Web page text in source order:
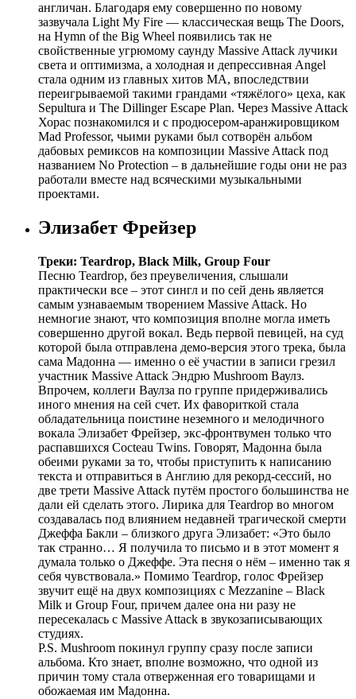
англичан. Благодаря ему совершенно по новому
зазвучала Light My Fire — классическая вещь The Doors,
на Hymn of the Big Wheel появились так не
свойственные угрюмому саунду Massive Attack лучики
света и оптимизма, а холодная и депрессивная Angel
стала одним из главных хитов MA, впоследствии
переигрываемой такими грандами «тяжёлого» цеха, как
Sepultura и The Dillinger Escape Plan. Через Massive Attack
Хорас познакомился и с продюсером-аранжировщиком
Mad Professor, чьими руками был сотворён альбом
дабовых ремиксов на композиции Massive Attack под
названием No Protection – в дальнейшие годы они не раз
работали вместе над всяческими музыкальными
проектами.
Элизабет Фрейзер
Треки: Teardrop, Black Milk, Group Four
Песню Teardrop, без преувеличения, слышали
практически все – этот сингл и по сей день является
самым узнаваемым творением Massive Attack. Но
немногие знают, что композиция вполне могла иметь
совершенно другой вокал. Ведь первой певицей, на суд
которой была отправлена демо-версия этого трека, была
сама Мадонна — именно о её участии в записи грезил
участник Massive Attack Эндрю Mushroom Ваулз.
Впрочем, коллеги Ваулза по группе придерживались
иного мнения на сей счет. Их фавориткой стала
обладательница поистине неземного и мелодичного
вокала Элизабет Фрейзер, экс-фронтвумен только что
распавшихся Cocteau Twins. Говорят, Мадонна была
обеими руками за то, чтобы приступить к написанию
текста и отправиться в Англию для рекорд-сессий, но
две трети Massive Attack путём простого большинства не
дали ей сделать этого. Лирика для Teardrop во многом
создавалась под влиянием недавней трагической смерти
Джеффа Бакли – близкого друга Элизабет: «Это было
так странно… Я получила то письмо и в этот момент я
думала только о Джеффе. Эта песня о нём – именно так я
себя чувствовала.» Помимо Teardrop, голос Фрейзер
звучит ещё на двух композициях с Mezzanine – Black
Milk и Group Four, причем далее она ни разу не
пересекалась с Massive Attack в звукозаписывающих
студиях.
P.S. Mushroom покинул группу сразу после записи
альбома. Кто знает, вполне возможно, что одной из
причин тому стала отверженная его товарищами и
обожаемая им Мадонна.